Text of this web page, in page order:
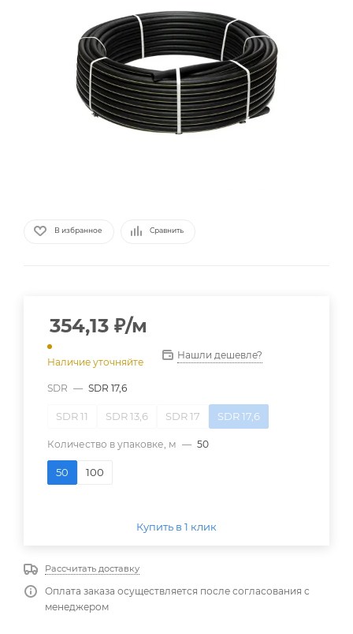
В избранное Сравнить
354,13 ₽/м
Наличие уточняйте
Нашли дешевле?
SDR — SDR 17,6
SDR 11 SDR 13,6 SDR 17 SDR 17,6
Количество в упаковке, м — 50
50 100
Купить в 1 клик
Рассчитать доставку
Оплата заказа осуществляется после согласования с
менеджером